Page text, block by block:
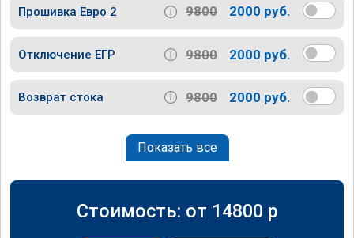
Прошивка Евро 2 9800 2000 руб.
Отключение ЕГР 9800 2000 руб.
Возврат стока 9800 2000 руб.
Показать все
Стоимость: от 14800 p